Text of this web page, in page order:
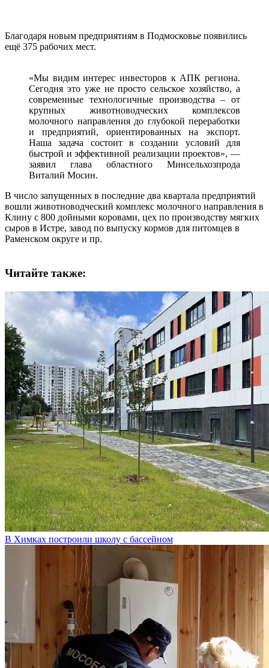
Благодаря новым предприятиям в Подмосковье появились
ещё 375 рабочих мест.
«Мы видим интерес инвесторов к АПК региона.
Сегодня это уже не просто сельское хозяйство, а
современные технологичные производства – от
крупных животноводческих комплексов
молочного направления до глубокой переработки
и предприятий, ориентированных на экспорт.
Наша задача состоит в создании условий для
быстрой и эффективной реализации проектов», —
заявил глава областного Минсельхозпрода
Виталий Мосин.
В число запущенных в последние два квартала предприятий
вошли животноводческий комплекс молочного направления в
Клину с 800 дойными коровами, цех по производству мягких
сыров в Истре, завод по выпуску кормов для питомцев в
Раменском округе и пр.
Читайте также:
В Химках построили школу с бассейном